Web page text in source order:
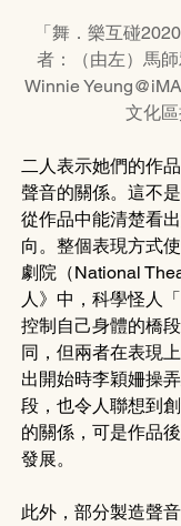
「舞．樂互碰
者：（由左）馬
Winnie
文化區
二人表示她們的作
聲音的關係。這不
從作品中能清楚看
向。整個表現方式
劇院（National
人》中，科學怪人
控制自己身體的橋
同，但兩者在表現
出開始時李穎姍操
段，也令人聯想到
的關係，可是作品
發展。
此外，部分製造聲